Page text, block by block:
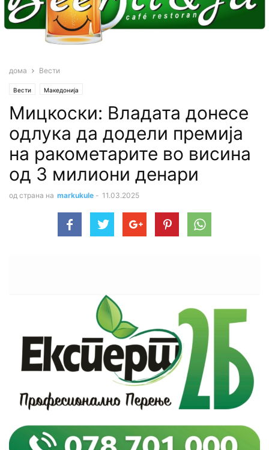
дома Вести
Вести Македонија
Мицкоски: Владата донесе
одлука да додели премија
на ракометарите во висина
од 3 милиони денари
од страна на markukule - 11.03.2025